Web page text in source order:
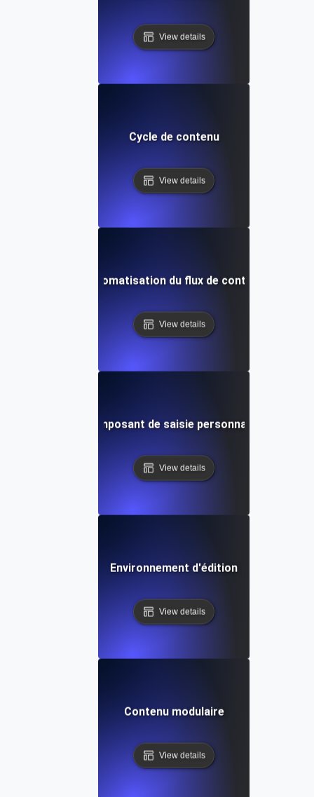
View details
Cycle de contenu
View details
Automatisation du flux de contenu
View details
Composant de saisie personnalisé
View details
Environnement d'édition
View details
Contenu modulaire
View details